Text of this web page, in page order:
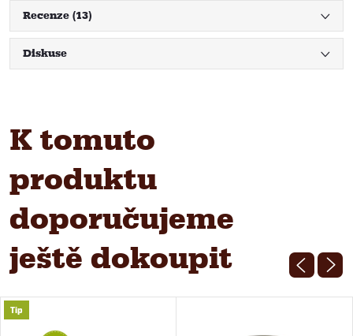
Recenze (13)
Diskuse
K tomuto
produktu
doporučujeme
ještě dokoupit
Tip